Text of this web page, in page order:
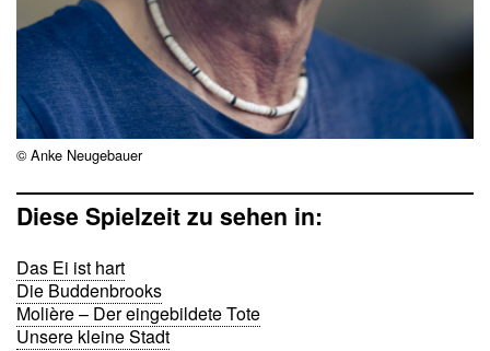
© Anke Neugebauer
Diese Spielzeit zu sehen in:
Das Ei ist hart
Die Buddenbrooks
Molière – Der eingebildete Tote
Unsere kleine Stadt